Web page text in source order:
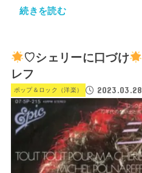
続きを読む
♡シェリーに口づけ
レフ
ポップ＆ロック（洋楽） 2023.03.28